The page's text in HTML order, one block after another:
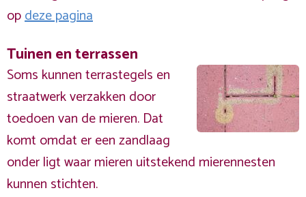
opdeze pagina
Tuinen en terrassen
Soms kunnen terrastegels en
straatwerk verzakken door
toedoen van de mieren. Dat
komt omdat er een zandlaag
onder ligt waar mieren uitstekend mierennesten
kunnen stichten.